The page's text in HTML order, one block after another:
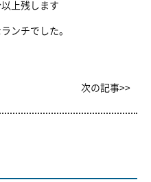
上残します
ンチでした。
次の記事>>